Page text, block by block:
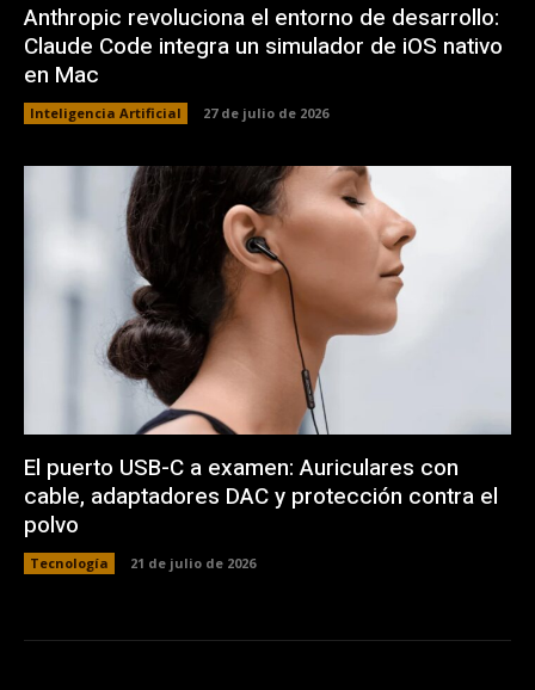
Anthropic revoluciona el entorno de desarrollo:
Claude Code integra un simulador de iOS nativo
en Mac
Inteligencia Artificial 27 de julio de 2026
El puerto USB-C a examen: Auriculares con
cable, adaptadores DAC y protección contra el
polvo
Tecnología 21 de julio de 2026